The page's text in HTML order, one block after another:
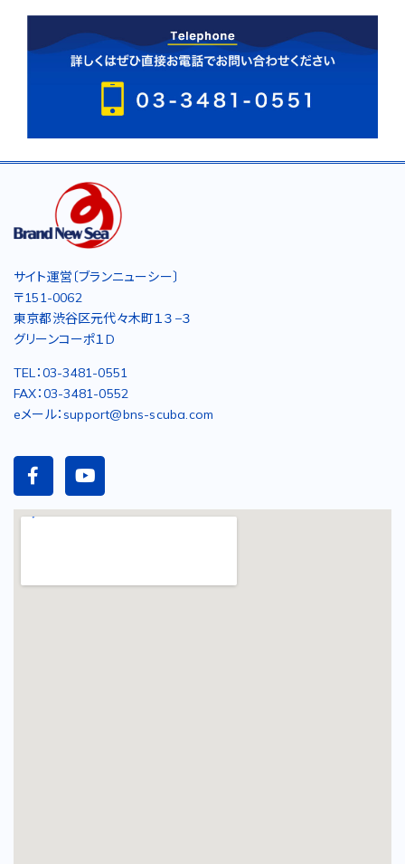
サイト運営〔ブランニューシー〕
〒151-0062
東京都渋谷区元代々木町１３−３
グリーンコーポ１D
TEL：03-3481-0551
FAX：03-3481-0552
eメール：support@bns-scuba.com